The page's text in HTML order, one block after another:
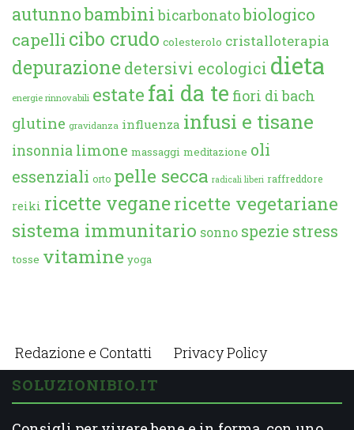
autunnobambini bicarbonatobiologico
capelli cibo crudo colesterolo cristalloterapia
depurazione detersivi ecologici dieta
energie rinnovabili estate fai da te fiori di bach
glutine gravidanza influenza infusi e tisane
insonnia limone massaggi meditazione oli
essenziali orto pelle secca radicali liberi raffreddore
reiki ricette veganericette vegetariane
sistema immunitario sonno spezie stress
tosse vitamine yoga
Redazione e Contatti Privacy Policy
SOLUZIONIBIO.IT